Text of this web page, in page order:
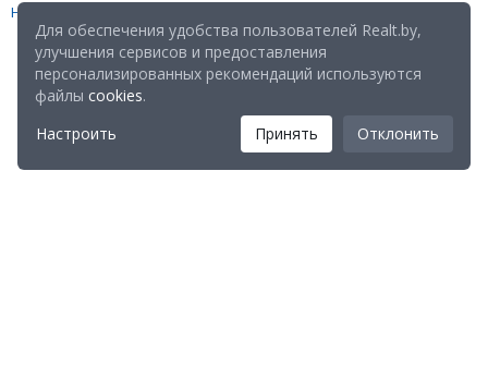
Настройка файлов cookies
Для обеспечения удобства пользователей Realt.by,
улучшения сервисов и предоставления
персонализированных рекомендаций используются
файлы cookies.
Настроить
Принять Отклонить